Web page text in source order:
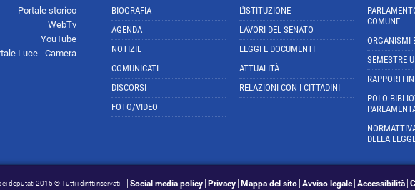
Portale storico
WebTv
YouTube
Luce - Camera
BIOGRAFIA
AGENDA
NOTIZIE
COMUNICATI
DISCORSI
FOTO/VIDEO
L'ISTITUZIONE
LAVORI DEL SENATO
LEGGI E DOCUMENTI
ATTUALITÀ
RELAZIONI CON I CITTADINI
COMUNE
ORGANISMI
SEMESTRE
RAPPORTI
POLO
DELLA
deputati 2015 © Tutti i diritti riservati Social media policy Privacy Mappa del sito Avviso legale Accessibilità